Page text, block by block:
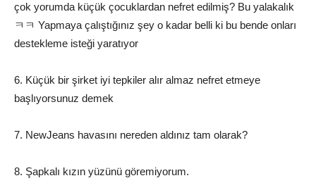
çok yorumda küçük çocuklardan nefret edilmiş? Bu yalakalık
ㅋㅋ Yapmaya çalıştığınız şey o kadar belli ki bu bende onları
destekleme isteği yaratıyor
6. Küçük bir şirket iyi tepkiler alır almaz nefret etmeye
başlıyorsunuz demek
7. NewJeans havasını nereden aldınız tam olarak?
8. Şapkalı kızın yüzünü göremiyorum.